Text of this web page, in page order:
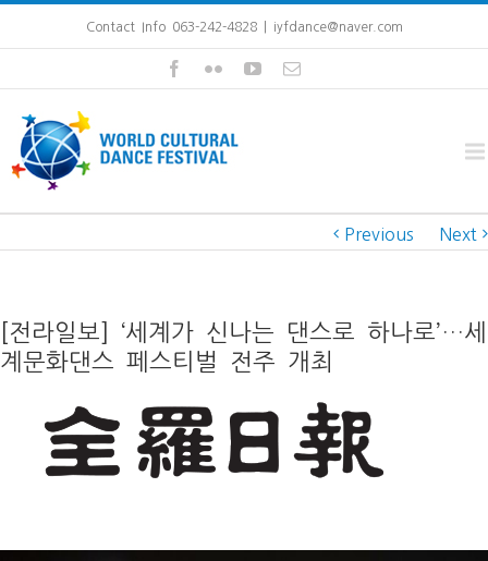
Contact Info 063-242-4828 iyfdance@naver.com
Previous Next
[전라일보] ‘세계가 신나는 댄스로 하나로’…세
계문화댄스 페스티벌 전주 개최